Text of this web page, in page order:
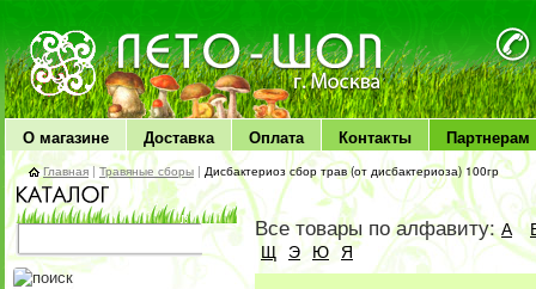
ЛЕТО чудо здоровья
О магазине Доставка Оплата Контакты Партнерам
Главная |Травяные сборы | Дисбактериоз сбор трав (от дисбактериоза) 100гр
Все товары по алфавиту:А
Щ Э Ю Я